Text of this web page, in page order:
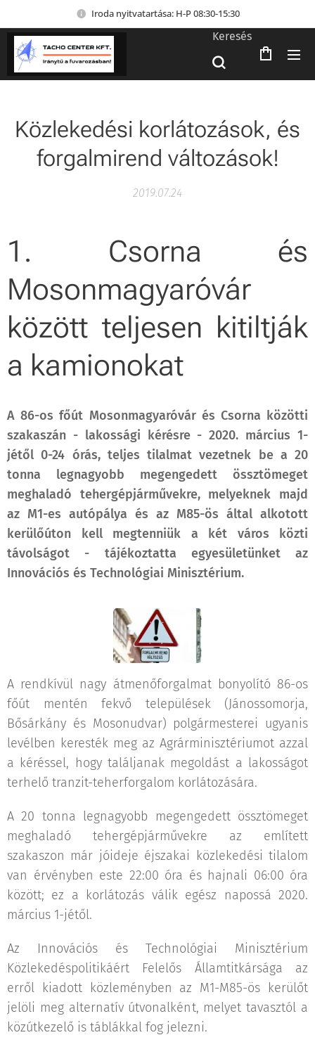
Iroda nyitvatartása: H-P 08:30-15:30
Keresés
Közlekedési korlátozások, és
forgalmirend változások!
2019.07.24
1. Csorna és
Mosonmagyaróvár
között teljesen kitiltják
a kamionokat
A 86-os főút Mosonmagyaróvár és Csorna közötti
szakaszán - lakossági kérésre - 2020. március 1-
jétől 0-24 órás, teljes tilalmat vezetnek be a 20
tonna legnagyobb megengedett össztömeget
meghaladó tehergépjárművekre, melyeknek majd
az M1-es autópálya és az M85-ös által alkotott
kerülőúton kell megtenniük a két város közti
távolságot - tájékoztatta egyesületünket az
Innovációs és Technológiai Minisztérium.
A rendkívül nagy átmenőforgalmat bonyolító 86-os
főút mentén fekvő települések (Jánossomorja,
Bősárkány és Mosonudvar) polgármesterei ugyanis
levélben keresték meg az Agrárminisztériumot azzal
a kéréssel, hogy találjanak megoldást a lakosságot
terhelő tranzit-teherforgalom korlátozására.
A 20 tonna legnagyobb megengedett össztömeget
meghaladó tehergépjárművekre az említett
szakaszon már jóideje éjszakai közlekedési tilalom
van érvényben este 22:00 óra és hajnali 06:00 óra
között; ez a korlátozás válik egész napossá 2020.
március 1-jétől.
Az Innovációs és Technológiai Minisztérium
Közlekedéspolitikáért Felelős Államtitkársága az
erről kiadott közleményben az M1-M85-ös kerülőt
jelöli meg alternatív útvonalként, melyet tavasztól a
közútkezelő is táblákkal fog jelezni.